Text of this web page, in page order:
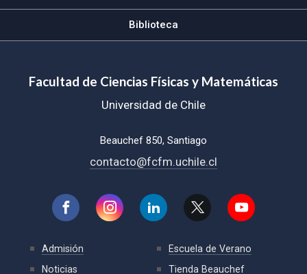
Biblioteca
Facultad de Ciencias Físicas y Matemáticas
Universidad de Chile
Beauchef 850, Santiago
contacto@fcfm.uchile.cl
Admisión
Noticias
Escuela de Verano
Tienda Beauchef